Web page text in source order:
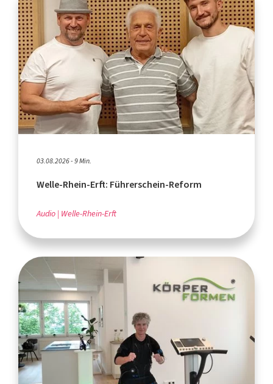
03.08.2026 - 9 Min.
Welle-Rhein-Erft: Führerschein-Reform
Audio Welle-Rhein-Erft